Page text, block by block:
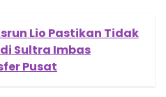
Lio Pastikan Tidak
Sultra Imbas
Pusat